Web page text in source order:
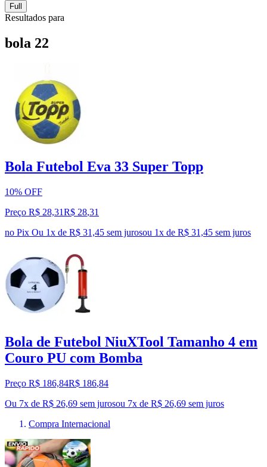
Full
Resultados para
bola 22
Bola Futebol Eva 33 Super Topp
10% OFF
Preço R$ 28,31R$ 28,31
no Pix Ou 1x de R$ 31,45 sem jurosou 1x de R$ 31,45 sem juros
Bola de Futebol NiuXTool Tamanho 4 em
Couro PU com Bomba
Preço R$ 186,84R$ 186,84
Ou 7x de R$ 26,69 sem jurosou 7x de R$ 26,69 sem juros
Compra Internacional